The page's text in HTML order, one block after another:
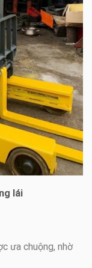
lái
ưa chuộng, nhờ